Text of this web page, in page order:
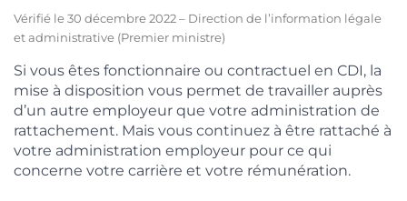
Vérifié le 30 décembre 2022 – Direction de l’information légale
et administrative (Premier ministre)
Si vous êtes fonctionnaire ou contractuel en CDI, la
mise à disposition vous permet de travailler auprès
d’un autre employeur que votre administration de
rattachement. Mais vous continuez à être rattaché à
votre administration employeur pour ce qui
concerne votre carrière et votre rémunération.